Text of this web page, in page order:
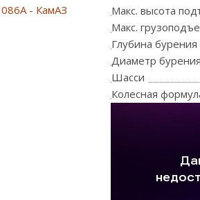
Макс. высота
Макс.
Глубина
Диаметр бурения
Шасси
Колесная